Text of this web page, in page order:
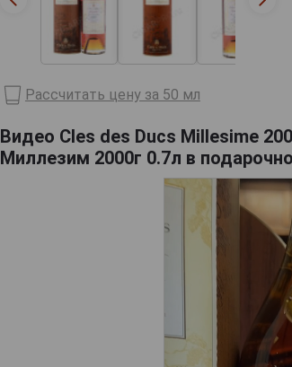
Рассчитать цену за 50 мл
Видео Cles des Ducs Millesime
Миллезим 2000г 0.7л в